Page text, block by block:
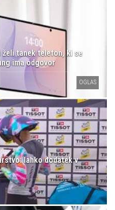
želi tanek telefon, ki se
ima odgovor
OGLAS
lahko dodatek v